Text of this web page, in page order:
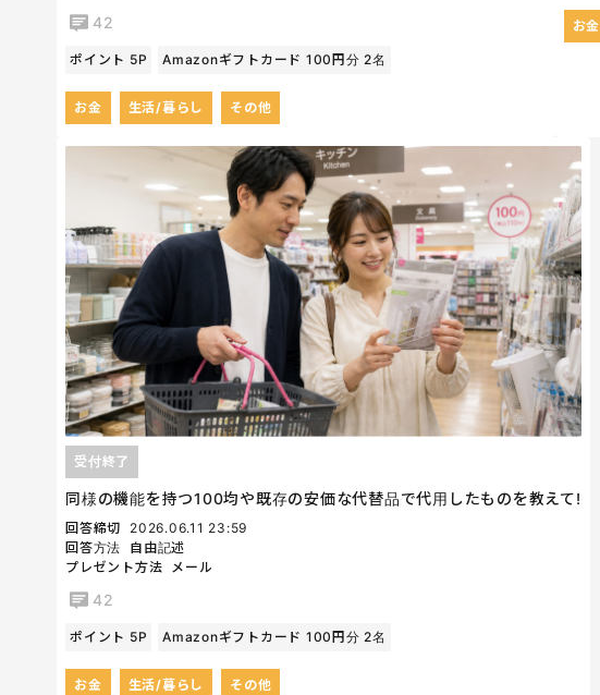
42
ポイント 5P Amazonギフトカード 100円分 2名
お金 生活/暮らし その他
お金
同様の機能を持つ100均や既存の安価な代替品で代用したものを教えて!
受付終了
回答締切
2026.06.11 23:59
回答方法
自由記述
プレゼント方法
メール
42
ポイント 5P Amazonギフトカード 100円分 2名
お金 生活/暮らし その他